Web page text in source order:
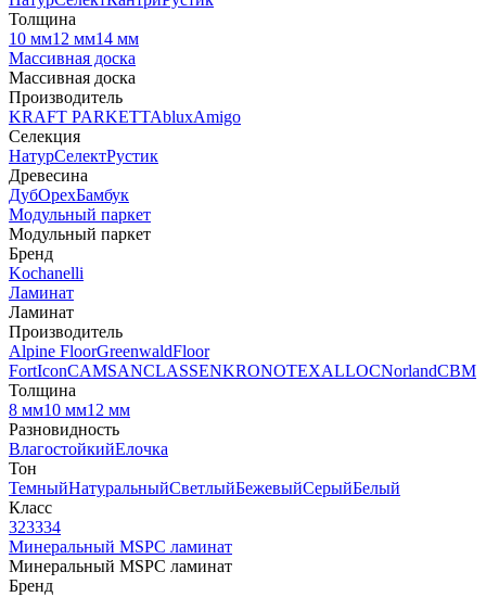
Толщина
10 мм12 мм14 мм
Массивная доска
Массивная доска
Производитель
KRAFT PARKETTAbluxAmigo
Селекция
НатурСелектРустик
Древесина
ДубОрехБамбук
Модульный паркет
Модульный паркет
Бренд
Kochanelli
Ламинат
Ламинат
Производитель
Alpine FloorGreenwaldFloor
FortIconCAMSANCLASSENKRONOTEXALLOCNorlandCBM
Толщина
8 мм10 мм12 мм
Разновидность
ВлагостойкийЕлочка
Тон
ТемныйНатуральныйСветлыйБежевыйСерыйБелый
Класс
323334
Минеральный MSPC ламинат
Минеральный MSPC ламинат
Бренд